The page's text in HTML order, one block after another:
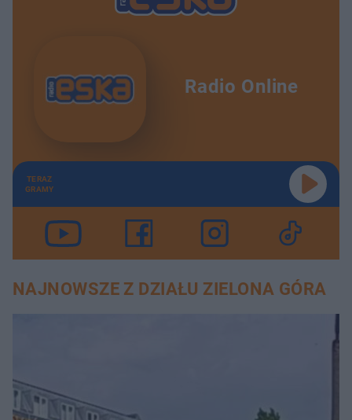
Radio Online
TERAZ
GRAMY
NAJNOWSZE Z DZIAŁU ZIELONA GÓRA